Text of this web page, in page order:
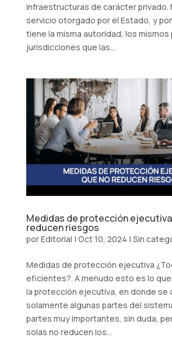
infraestructuras de carácter privado.
servicio otorgado por el Estado, y
tiene la misma autoridad, los mismos
jurisdicciones que las...
Medidas de protección
reducen riesgos
porEditorial | Oct 10, 2024 | Sin
Medidas de protección ejecutiva
eficientes?. A menudo esto es lo
la protección ejecutiva, en donde se
solamente algunas partes del
partes muy importantes, sin duda,
solas no reducen los...